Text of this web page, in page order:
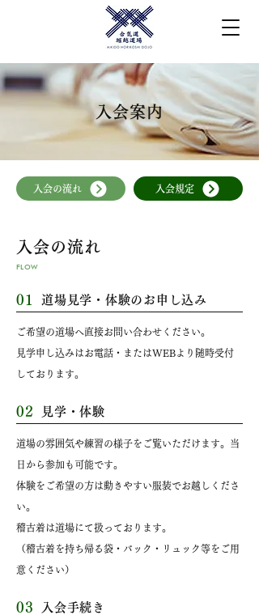
入会案内
入会の流れ 入会規定
入会の流れ
FLOW
01 道場見学・体験のお申し込み
ご希望の道場へ直接お問い合わせください。
見学申し込みはお電話・またはWEBより随時受付
しております。
02 見学・体験
道場の雰囲気や練習の様子をご覧いただけます。当
日から参加も可能です。
体験をご希望の方は動きやすい服装でお越しくださ
い。
稽古着は道場にて扱っております。
（稽古着を持ち帰る袋・バック・リュック等をご用
意ください）
03 入会手続き